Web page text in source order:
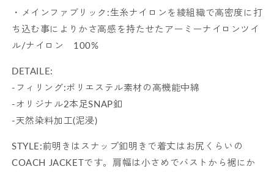
・メインファブリック:生糸ナイロンを綾組織で高密度に打
ち込む事によりかさ高感を持たせたアーミーナイロンツイ
ル/ナイロン 100%
DETAILE:
-フィリング:ポリエステル素材の高機能中綿
-オリジナル2本足SNAP釦
-天然染料加工(泥浸)
STYLE:前明きはスナップ釦明きで着丈はお尻くらいの
COACH JACKETです。肩幅は小さめでバストから裾にか